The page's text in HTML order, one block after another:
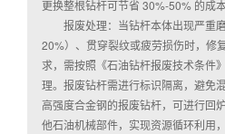
更换整根钻杆可节省 30%-50% 的成本
报废处理：当钻杆本体出现严重
20%）、贯穿裂纹或疲劳损伤时，修
求，需按照《石油钻杆报废技术条件
理。报废钻杆需进行标识隔离，避免
高强度合金钢的报废钻杆，可进行回
他石油机械部件，实现资源循环利用